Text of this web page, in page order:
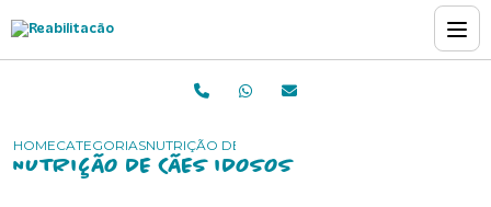
HOMECATEGORIASNUTRIÇÃO DE CÃES IDOSOS
NUTRIÇÃO DE CÃES IDOSOS